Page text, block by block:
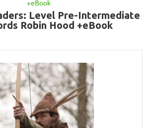
+eBook
Level Pre-Intermediate
Robin Hood +eBook